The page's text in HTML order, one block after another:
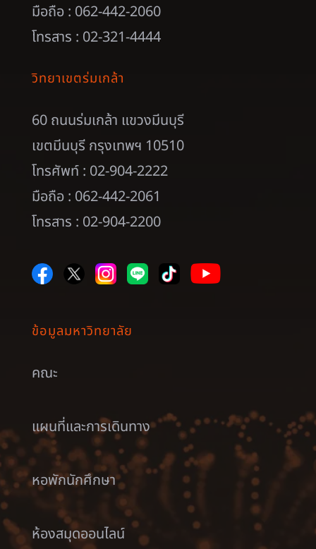
มือถือ : 062-442-2060
โทรสาร : 02-321-4444
วิทยาเขตร่มเกล้า
60 ถนนร่มเกล้า แขวงมีนบุรี
เขตมีนบุรี กรุงเทพฯ 10510
โทรศัพท์ : 02-904-2222
มือถือ : 062-442-2061
โทรสาร : 02-904-2200
ข้อมูลมหาวิทยาลัย
คณะ
แผนที่และการเดินทาง
หอพักนักศึกษา
ห้องสมุดออนไลน์